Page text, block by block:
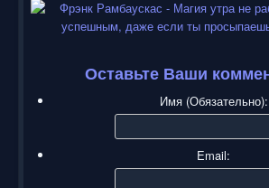
Оставьте Ваши
Имя (Обязательно):
Email: